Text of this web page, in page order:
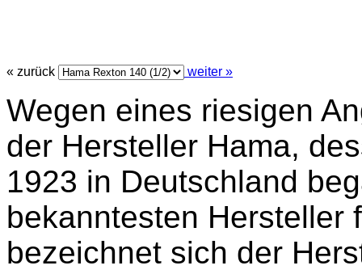
« zurück weiter »
Wegen eines riesigen
der Hersteller Hama,
1923 in Deutschland
bekanntesten Hersteller
bezeichnet sich der